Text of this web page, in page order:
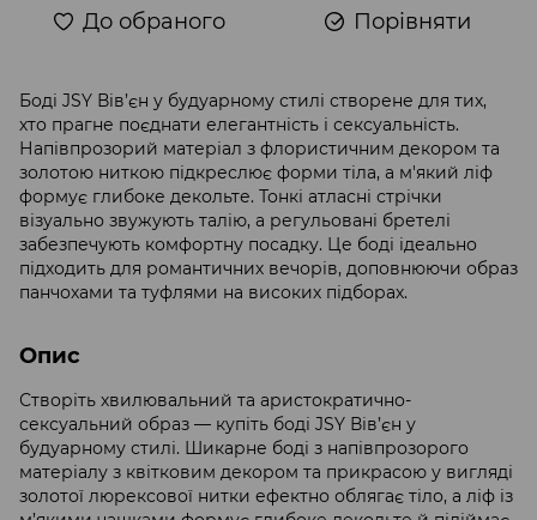
До обраного Порівняти
Боді JSY Вів’єн у будуарному стилі створене для тих,
хто прагне поєднати елегантність і сексуальність.
Напівпрозорий матеріал з флористичним декором та
золотою ниткою підкреслює форми тіла, а м'який ліф
формує глибоке декольте. Тонкі атласні стрічки
візуально звужують талію, а регульовані бретелі
забезпечують комфортну посадку. Це боді ідеально
підходить для романтичних вечорів, доповнюючи образ
панчохами та туфлями на високих підборах.
Опис
Створіть хвилювальний та аристократично-
сексуальний образ — купіть боді JSY Вів’єн у
будуарному стилі. Шикарне боді з напівпрозорого
матеріалу з квітковим декором та прикрасою у вигляді
золотої люрексової нитки ефектно облягає тіло, а ліф із